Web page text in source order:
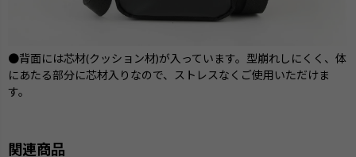
●背面には芯材(クッション材)が入っています。型崩れしにくく、体
にあたる部分に芯材入りなので、ストレスなくご使用いただけま
す。